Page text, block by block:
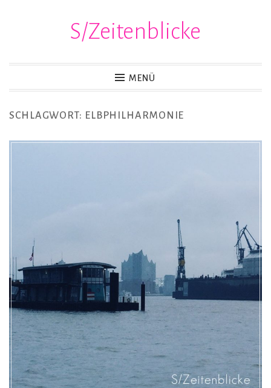
S/Zeitenblicke
MENÜ
SCHLAGWORT: ELBPHILHARMONIE